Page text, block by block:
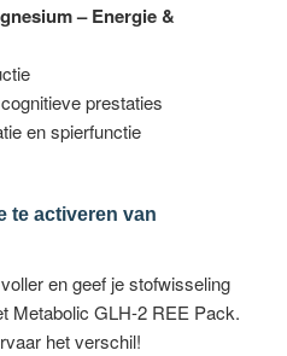
– Energie &
prestaties
en spierfunctie
te activeren van
en geef je stofwisseling
Metabolic GLH-2 REE Pack.
het verschil!